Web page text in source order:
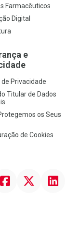
Farmacêuticos
Digital
e
de Privacidade
Titular de Dados
os Seus
de Cookies
Twitter Linkedin